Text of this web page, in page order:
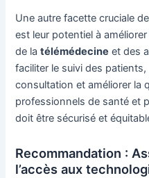
Une autre facette cruciale
est leur potentiel à améliorer
de latélémédecine et des
faciliter le suivi des
consultation et améliorer la
professionnels de santé et
doit être sécurisé et
Recommandation :
l’accès aux